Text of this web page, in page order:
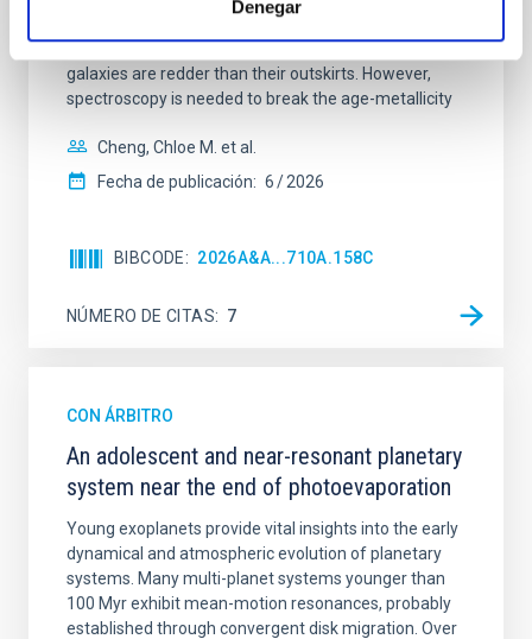
Denegar
mass assembly mechanisms. Previous photometric
studies have revealed that the cores of these
galaxies are redder than their outskirts. However,
spectroscopy is needed to break the age-metallicity
Cheng, Chloe M. et al.
Fecha de publicación: 6 2026
BIBCODE 2026A&A...710A.158C
NÚMERO DE CITAS 7
CON ÁRBITRO
An adolescent and near-resonant planetary
system near the end of photoevaporation
Young exoplanets provide vital insights into the early
dynamical and atmospheric evolution of planetary
systems. Many multi-planet systems younger than
100 Myr exhibit mean-motion resonances, probably
established through convergent disk migration. Over